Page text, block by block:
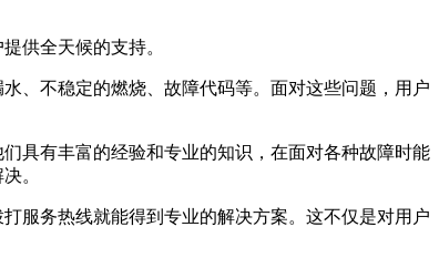
供全天候的支持。
、不稳定的燃烧、故障代码等。面对这些问题，用户
具有丰富的经验和专业的知识，在面对各种故障时能
。
服务热线就能得到专业的解决方案。这不仅是对用户